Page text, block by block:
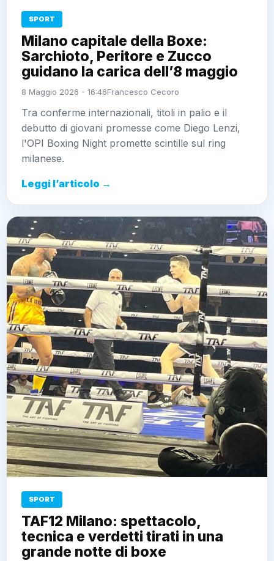
SPORT
Milano capitale della Boxe:
Sarchioto, Peritore e Zucco
guidano la carica dell’8 maggio
8 Maggio 2026 - 16:46Francesco Cecoro
Tra conferme internazionali, titoli in palio e il
debutto di giovani promesse come Diego Lenzi,
l'OPI Boxing Night promette scintille sul ring
milanese.
Leggi l’articolo →
SPORT
TAF12 Milano: spettacolo,
tecnica e verdetti tirati in una
grande notte di boxe